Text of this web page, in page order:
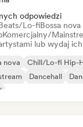
odpowiedzi
Lo-fiBossa nova
Komercjalny/
lub wydaj
nova
Chill/Lo-fi Hip-
Dancehall